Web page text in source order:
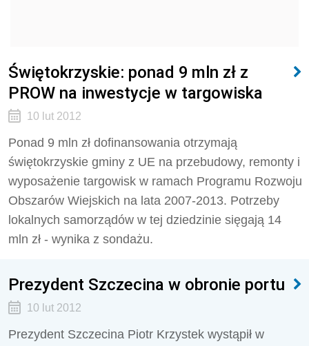
Świętokrzyskie: ponad 9 mln zł z
PROW na inwestycje w targowiska
10 lut 2012
Ponad 9 mln zł dofinansowania otrzymają
świętokrzyskie gminy z UE na przebudowy, remonty i
wyposażenie targowisk w ramach Programu Rozwoju
Obszarów Wiejskich na lata 2007-2013. Potrzeby
lokalnych samorządów w tej dziedzinie sięgają 14
mln zł - wynika z sondażu.
Prezydent Szczecina w obronie portu
10 lut 2012
Prezydent Szczecina Piotr Krzystek wystąpił w